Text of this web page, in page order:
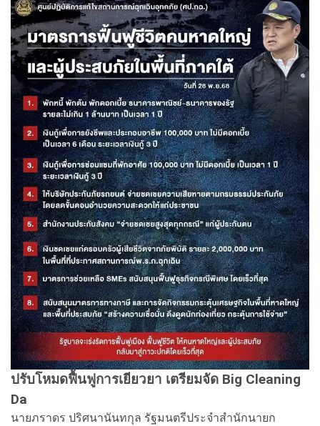
ปรับโหมดฟื้นฟูการเยียวยา เตรียมจัด Big Cleaning
Da
นายภราดร ปริศนานันทกุล รัฐมนตรีประจำสำนักนายก